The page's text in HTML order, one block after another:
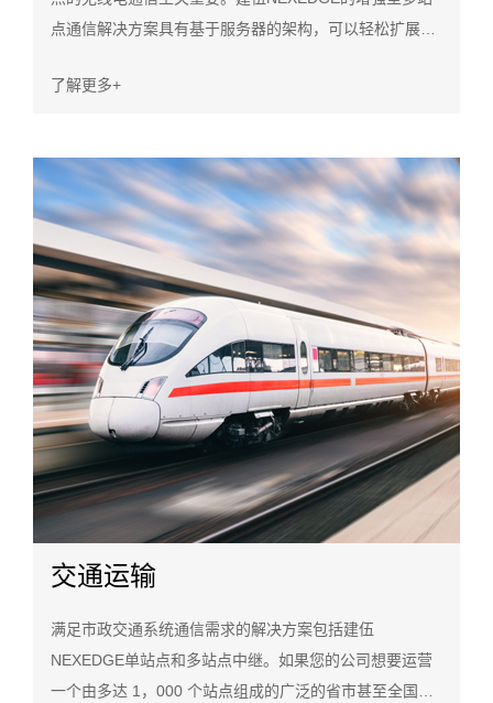
点通信解决方案具有基于服务器的架构，可以轻松扩展此
性，分散在全国各地的大量用户可以使用同一网络上的多
了解更多+
交通运输
满足市政交通系统通信需求的解决方案包括建伍
NEXEDGE单站点和多站点中继。如果您的公司想要运营
一个由多达 1，000 个站点组成的广泛的省市甚至全国性